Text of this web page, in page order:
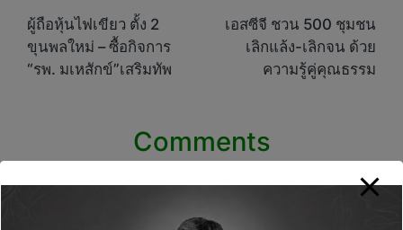
navigation
ผู้ถือหุ้นไฟเขียว ตั้ง 2
ขุนพลใหม่ – ซื้อกิจการ
“รพ. มเหสักข์”เสริมทัพ
เอสซีจี ชวน 500 ชุมชน
เลิกแล้ง-เลิกจน ด้วย
ความรู้คู่คุณธรรม
Comments
No comments yet. Why don’t you start the